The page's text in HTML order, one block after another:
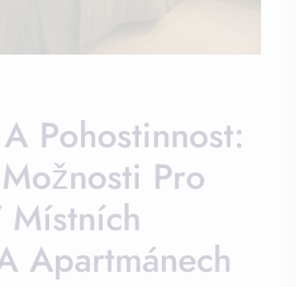
Pohostinnost:
Pro
Místních
Apartmánech